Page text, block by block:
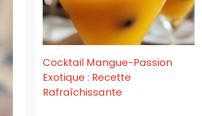
Cocktail Mangue-Passion
Exotique : Recette
Rafraîchissante